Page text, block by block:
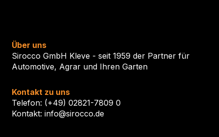
Über uns
Sirocco GmbH Kleve - seit 1959 der Partner für
Automotive, Agrar und Ihren Garten
Kontakt zu uns
Telefon: (+49) 02821-7809 0
Kontakt: info@sirocco.de